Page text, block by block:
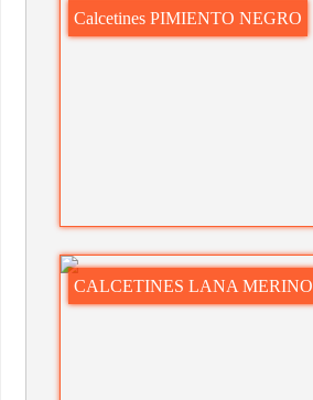
Calcetines PIMIENTO NEGRO
CALCETINES LANA MERINO